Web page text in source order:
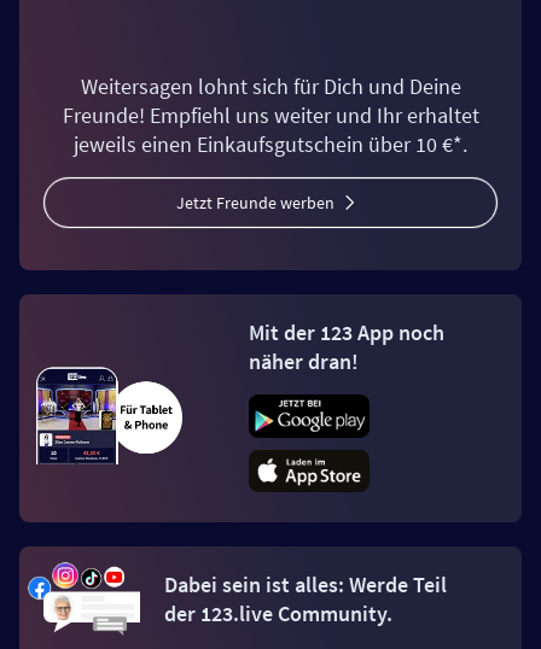
Weitersagen lohnt sich für Dich und Deine
Freunde! Empfiehl uns weiter und Ihr erhaltet
jeweils einen Einkaufsgutschein über 10 €*.
Jetzt Freunde werben
Mit der 123 App noch
näher dran!
Dabei sein ist alles: Werde Teil
der 123.live Community.